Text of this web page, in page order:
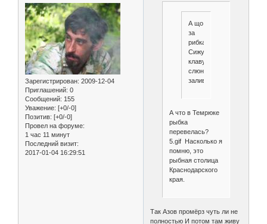
Зарегистрирован: 2009-12-04
Приглашений: 0
Сообщений: 155
Уважение: [+0/-0]
Позитив: [+0/-0]
Провел на форуме:
1 час 11 минут
Последний визит:
2017-01-04 16:29:51
А що
за
рибка?
Сижу
клаву
слюной
заливаю!
А что в Темрюке
рыбка
перевелась?
5.gif Насколько я
помню, это
рыбная столица
Краснодарского
края.
Так Азов промёрз чуть ли не
полностью И потом там живу